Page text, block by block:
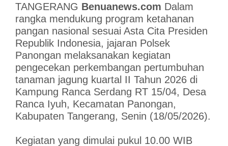
TANGERANG Benuanews.com Dalam
rangka mendukung program ketahanan
pangan nasional sesuai Asta Cita Presiden
Republik Indonesia, jajaran Polsek
Panongan melaksanakan kegiatan
pengecekan perkembangan pertumbuhan
tanaman jagung kuartal II Tahun 2026 di
Kampung Ranca Serdang RT 15/04, Desa
Ranca Iyuh, Kecamatan Panongan,
Kabupaten Tangerang, Senin (18/05/2026).
Kegiatan yang dimulai pukul 10.00 WIB